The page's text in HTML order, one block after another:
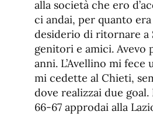
alla società che ero
ci andai, per quanto
desiderio di ritornare a
genitori e amici. Avevo
anni. L’Avellino mi fece
mi cedette al Chieti,
dove realizzai due goal.
66-67 approdai alla